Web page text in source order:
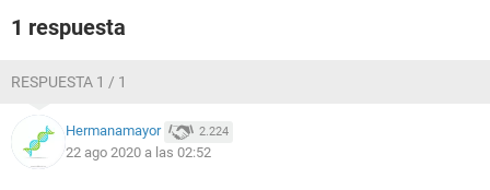
1 respuesta
RESPUESTA 1 / 1
Hermanamayor 2.224
22 ago 2020 a las 02:52